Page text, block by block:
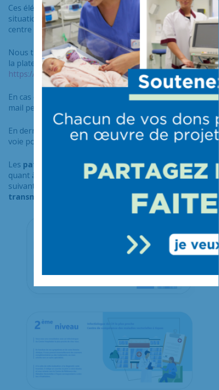
Ces éléments sontindispensables
pour évaluer la
situation et déterminer si une consultation dans notre
centre est indiquée.
Nous traitons en priorité les demandes effectuées via
la plateforme de télé-expertise sécurisée
Omnidoc:
https://omnidoc.fr/chiv
En cas d’impossibilité d’utiliser cette plateforme, un
mail peut être envoyé à
En dernier recours, un courrier peut nous parvenir par
voie postale.
Les patients déjà suivis par notre centre peuvent,
quant à eux, utiliser directement l’adresse mail
suivante :
transmission d’examens, échange avec l’équipe…)